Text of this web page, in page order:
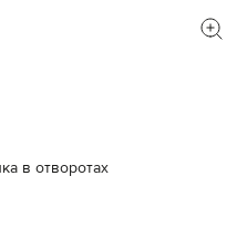
в отворотах